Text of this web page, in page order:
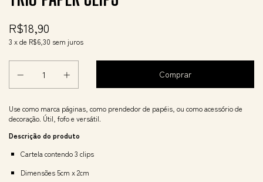
R$18,90
3 x de R$6,30 sem juros
Use como marca páginas, como prendedor de papéis, ou como acessório de
decoração. Útil, fofo e versátil.
Descrição do produto
Cartela contendo 3 clips
Dimensões 5cm x 2cm